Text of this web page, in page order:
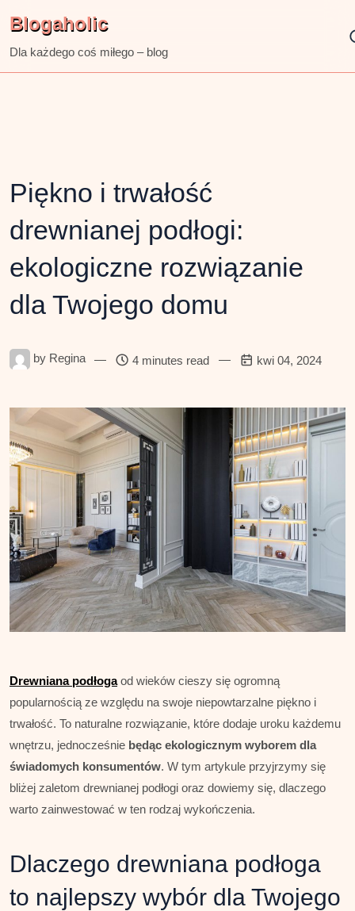
content
Blogaholic
Dla każdego coś miłego – blog
Piękno i trwałość
drewnianej podłogi:
ekologiczne rozwiązanie
dla Twojego domu
by Regina — 4 minutes read — kwi 04, 2024
Drewniana podłogaod wieków cieszy się ogromną
popularnością ze względu na swoje niepowtarzalne piękno i
trwałość. To naturalne rozwiązanie, które dodaje uroku każdemu
wnętrzu, jednocześnie będąc ekologicznym wyborem dla
świadomych konsumentów. W tym artykule przyjrzymy się
bliżej zaletom drewnianej podłogi oraz dowiemy się, dlaczego
warto zainwestować w ten rodzaj wykończenia.
Dlaczego drewniana podłoga
to najlepszy wybór dla Twojego